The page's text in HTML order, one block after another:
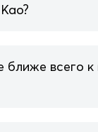
ближе всего